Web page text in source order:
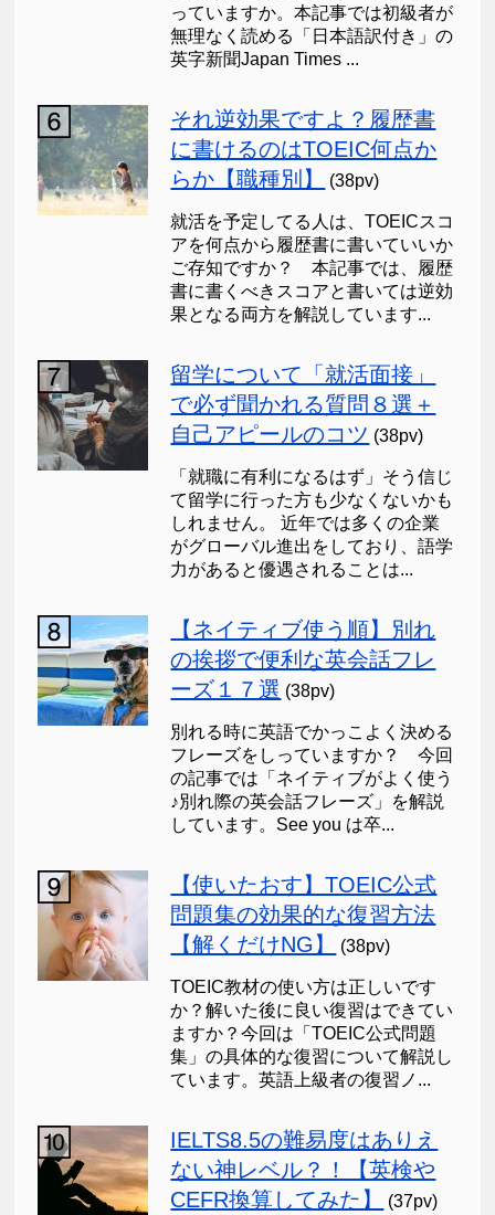
っていますか。本記事では初級者が
無理なく読める「日本語訳付き」の
英字新聞Japan Times ...
それ逆効果ですよ？履歴書
に書けるのはTOEIC何点か
らか【職種別】
(38pv)
就活を予定してる人は、TOEICスコ
アを何点から履歴書に書いていいか
ご存知ですか？ 本記事では、履歴
書に書くべきスコアと書いては逆効
果となる両方を解説しています...
留学について「就活面接」
で必ず聞かれる質問８選＋
自己アピールのコツ (38pv)
「就職に有利になるはず」そう信じ
て留学に行った方も少なくないかも
しれません。 近年では多くの企業
がグローバル進出をしており、語学
力があると優遇されることは...
【ネイティブ使う順】別れ
の挨拶で便利な英会話フレ
ーズ１７選 (38pv)
別れる時に英語でかっこよく決める
フレーズをしっていますか？ 今回
の記事では「ネイティブがよく使う
♪別れ際の英会話フレーズ」を解説
しています。See you は卒...
【使いたおす】TOEIC公式
問題集の効果的な復習方法
【解くだけNG】
(38pv)
TOEIC教材の使い方は正しいです
か？解いた後に良い復習はできてい
ますか？今回は「TOEIC公式問題
集」の具体的な復習について解説し
ています。英語上級者の復習ノ...
IELTS8.5の難易度はありえ
ない神レベル？！【英検や
CEFR換算してみた】
(37pv)